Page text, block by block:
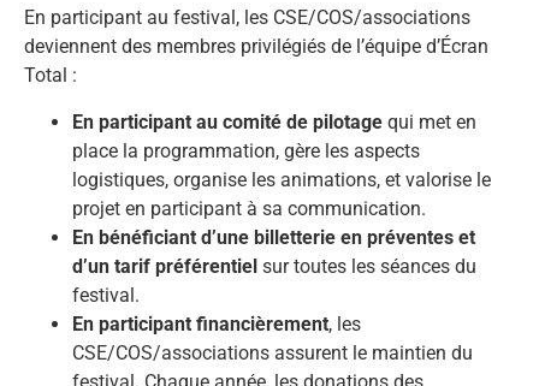
En participant au festival, les CSE/COS/associations
deviennent des membres privilégiés de l’équipe d’Écran
Total :
En participant au comité de pilotage qui met en
place la programmation, gère les aspects
logistiques, organise les animations, et valorise le
projet en participant à sa communication.
En bénéficiant d’une billetterie en préventes et
d’un tarif préférentiel sur toutes les séances du
festival.
En participant financièrement, les
CSE/COS/associations assurent le maintien du